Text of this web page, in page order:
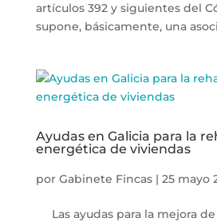
artículos 392 y siguientes del
supone, básicamente, una
Ayudas en Galicia para la
energética de viviendas
por Gabinete Fincas| 25 mayo
Las ayudas para la mejora